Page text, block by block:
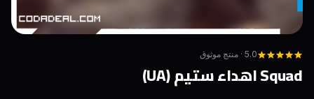
5.0 · منتج موثوق
Squad اهداء ستيم (UA)